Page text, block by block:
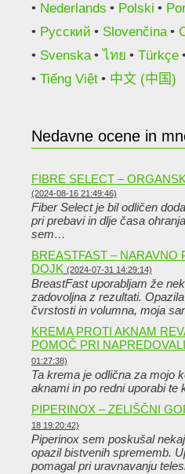
Nederlands
Polski
Русский
Slovenčina
Svenska
ไทย Türkçe
Tiếng Việt
中文 (中国)
Nedavne ocene in
FIBRE SELECT –
(2024-08-16 21:49:46)
Fiber Select je bil odličen
pri prebavi in ​​dlje časa
sem…
BREASTFAST – NARAVNO
DOJK (2024-07-31 14:29:14)
BreastFast uporabljam že
zadovoljna z rezultati.
čvrstosti in volumna, moja
KREMA PROTI AKNAM
POMOČ PRI
01:27:38)
Ta krema je odlična za mojo
aknami in po redni uporabi
PIPERINOX – ZELIŠČNI
18 19:20:42)
Piperinox sem poskušal
opazil bistvenih sprememb.
pomagal pri uravnavanju